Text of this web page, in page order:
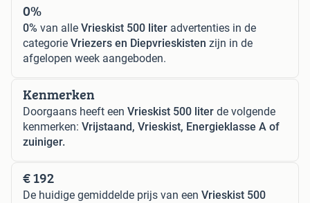
0%
0% van alle Vrieskist 500 liter advertenties in de
categorie Vriezers en Diepvrieskisten zijn in de
afgelopen week aangeboden.
Kenmerken
Doorgaans heeft een Vrieskist 500 liter de volgende
kenmerken: Vrijstaand, Vrieskist, Energieklasse A of
zuiniger.
€ 192
De huidige gemiddelde prijs van een Vrieskist 500